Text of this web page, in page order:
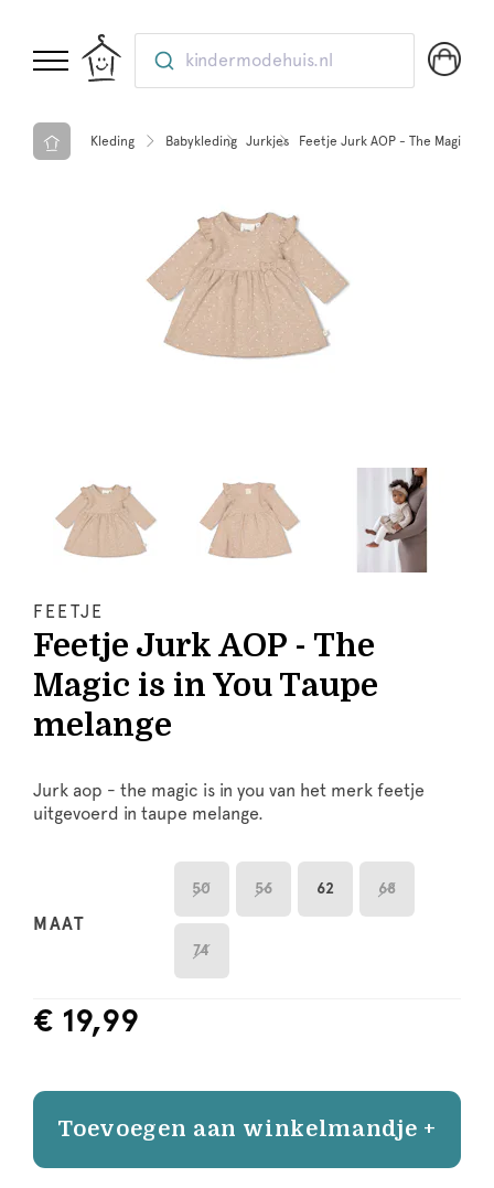
kindermodehuis.nl
Kleding Babykleding Jurkjes Feetje Jurk AOP - The Magic is
FEETJE
Feetje Jurk AOP - The
Magic is in You Taupe
melange
Jurk aop - the magic is in you van het merk feetje
uitgevoerd in taupe melange.
MAAT
50 56 62 68
74
€ 19,99
Toevoegen aan winkelmandje +